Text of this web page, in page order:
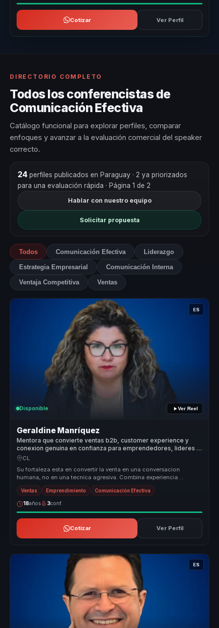
Cotizar Ver Perfil
DIRECTORIO COMPLETO
Todos los conferencistas de
Comunicación Efectiva
Catálogo funcional para explorar perfiles, comparar
enfoques y avanzar a la evaluación comercial del speaker
correcto.
24perfiles publicados en Paraguay · 2 ya priorizados
para una evaluación rápida · Página 1 de 2
Hablar con nuestro equipo
Solicitar propuesta
Todos Comunicación Efectiva Liderazgo
Estrategia Empresarial Comunicación Interna
Ventaja Competitiva Ventas
ES
Disponible Ver Reel
Geraldine Manríquez
Mentora que convierte ventas b2b, customer experience y
conexion genuina en confianza para emprendedores, lideres y
equipos.
CL
Su fortaleza esta en convertir la venta en una conversacion
humana, no en una tecnica agresiva. Combina experiencia
emprendedora, pedagog...
Ventas Emprendimiento Comunicación Efectiva
18años 3conf.
Cotizar Ver Perfil
ES